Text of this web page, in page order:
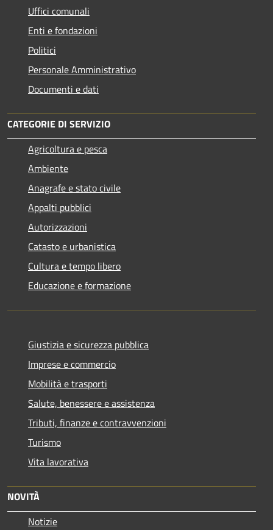
Uffici comunali
Enti e fondazioni
Politici
Personale Amministrativo
Documenti e dati
CATEGORIE DI SERVIZIO
Agricoltura e pesca
Ambiente
Anagrafe e stato civile
Appalti pubblici
Autorizzazioni
Catasto e urbanistica
Cultura e tempo libero
Educazione e formazione
Giustizia e sicurezza pubblica
Imprese e commercio
Mobilità e trasporti
Salute, benessere e assistenza
Tributi, finanze e contravvenzioni
Turismo
Vita lavorativa
NOVITÀ
Notizie